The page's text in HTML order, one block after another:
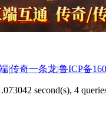
|传奇一条龙|鲁ICP备
second(s), 4